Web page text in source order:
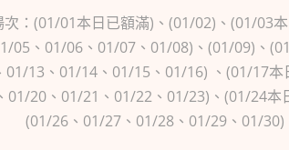
：(01/01本日已額滿)、(01/02)、(01/03
05、01/06、01/07、01/08)、(01/09)、
01/13、01/14、01/15、01/16) 、(01/17本
01/20、01/21、01/22、01/23)、(01/24本
(01/26、01/27、01/28、01/29、01/30)